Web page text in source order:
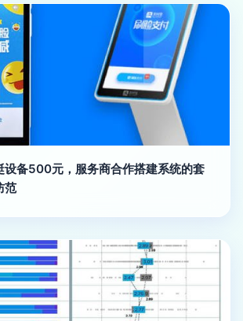
设备500元，服务商合作搭建系统的套
范